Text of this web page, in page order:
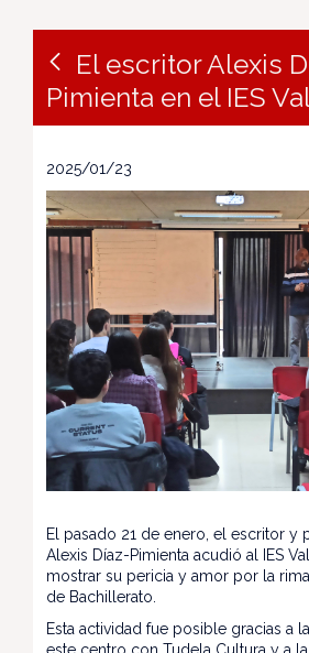
El escritor Alexis
Pimienta en el IES
2025/01/23
El pasado 21 de enero, el escritor y
Alexis Díaz-Pimienta acudió al IES
mostrar su pericia y amor por la
de Bachillerato.
Esta actividad fue posible gracias a